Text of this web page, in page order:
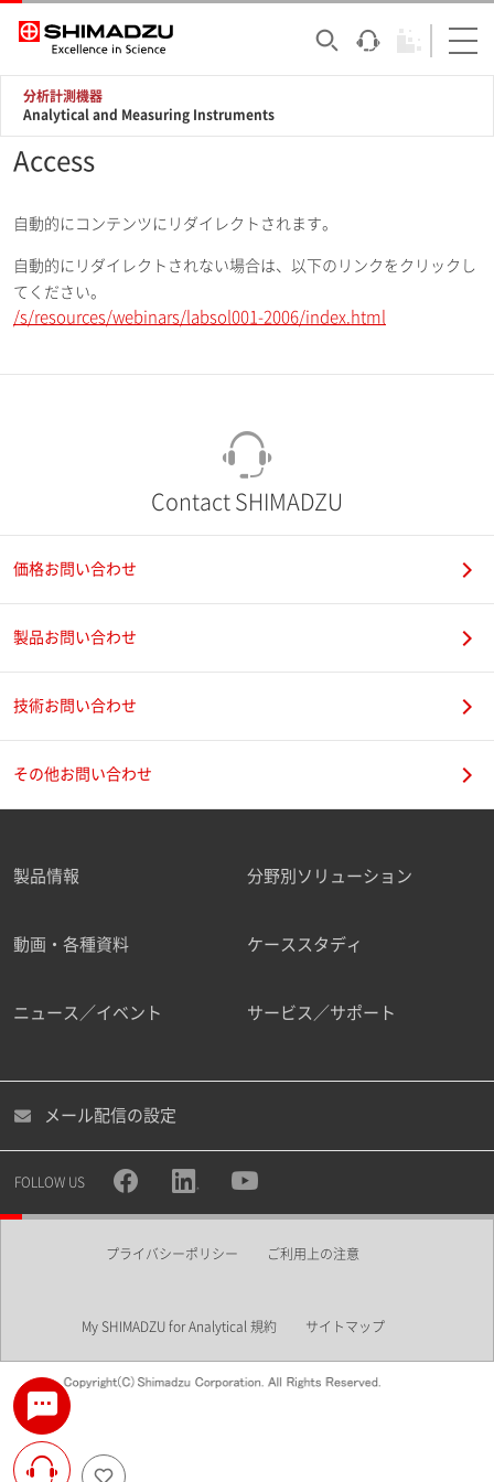
分析計測機器
Analytical and Measuring Instruments
Access
自動的にコンテンツにリダイレクトされます。
自動的にリダイレクトされない場合は、以下のリンクをクリックし
てください。
/s/resources/webinars/labsol001-2006/index.html
Contact SHIMADZU
価格お問い合わせ
製品お問い合わせ
技術お問い合わせ
その他お問い合わせ
製品情報 分野別ソリューション
動画・各種資料 ケーススタディ
ニュース／イベント サービス／サポート
メール配信の設定
FOLLOW US
プライバシーポリシー ご利用上の注意
My SHIMADZU for Analytical 規約 サイトマップ